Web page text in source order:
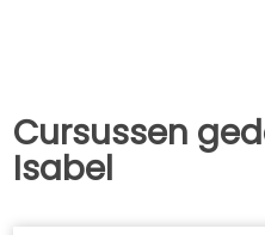
Cursussen
Isabel